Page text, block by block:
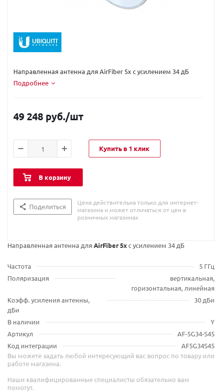
Направленная антенна для AirFiber 5x с усилением 34 дБ
Подробнее
49 248 руб./шт
В корзину
Купить в 1 клик
Поделиться
Цена действительна только для интернет-
магазина и может отличаться от цен в
розничных магазинах
Направленная антенна для AirFiber 5xс усилением 34 дБ
Частота
5 ГГц
Поляризация
вертикальная,
горизонтальная, линейная
Коэфф. усиления антенны,
дБи
30 дБи
В наличии
Y
Артикул
AF-5G34-S45
Код интеграции
AF5G34S45
Вы можете задать любой интересующий вас вопрос по товару или
работе магазина.
Наши квалифицированные специалисты обязательно вам
помогут.